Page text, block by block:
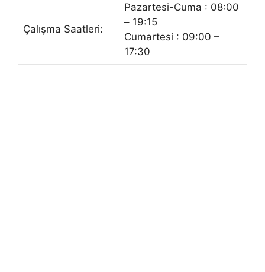
Çalışma Saatleri:
Pazartesi-Cuma : 08:00
– 19:15
Cumartesi : 09:00 –
17:30